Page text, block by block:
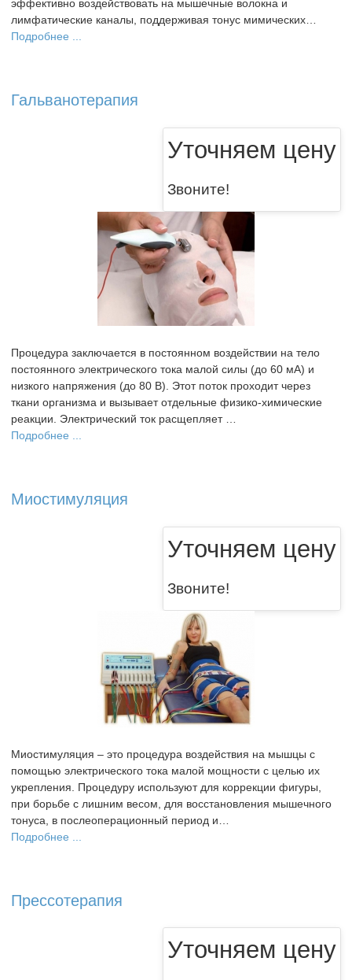
эффективно воздействовать на мышечные волокна и
лимфатические каналы, поддерживая тонус мимических…
Подробнее ...
Гальванотерапия
Уточняем цену
Звоните!
Процедура заключается в постоянном воздействии на тело
постоянного электрического тока малой силы (до 60 мА) и
низкого напряжения (до 80 В). Этот поток проходит через
ткани организма и вызывает отдельные физико-химические
реакции. Электрический ток расщепляет …
Подробнее ...
Миостимуляция
Уточняем цену
Звоните!
Миостимуляция – это процедура воздействия на мышцы с
помощью электрического тока малой мощности с целью их
укрепления. Процедуру используют для коррекции фигуры,
при борьбе с лишним весом, для восстановления мышечного
тонуса, в послеоперационный период и…
Подробнее ...
Прессотерапия
Уточняем цену